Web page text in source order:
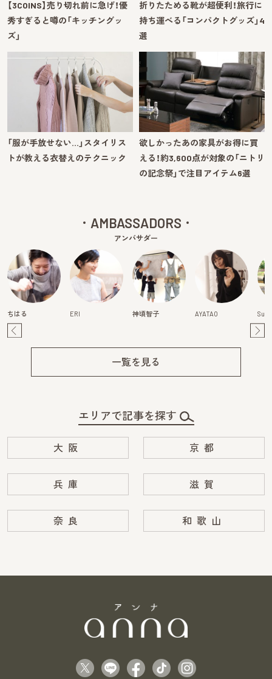
【3COINS】売り切れ前に急げ！優
秀すぎると噂の「キッチングッ
ズ」
折りたためる靴が超便利！旅行に
持ち運べる「コンパクトグッズ」4
選
「服が手放せない…」スタイリス
トが教える衣替えのテクニック
欲しかったあの家具がお得に買
える！約3,600点が対象の「ニトリ
の記念祭」で注目アイテム6選
AMBASSADORS
アンバサダー
ちはる ERI 神頃智子 AYATAO
一覧を見る
エリアで記事を探す
大阪 京都
兵庫 滋賀
奈良 和歌山